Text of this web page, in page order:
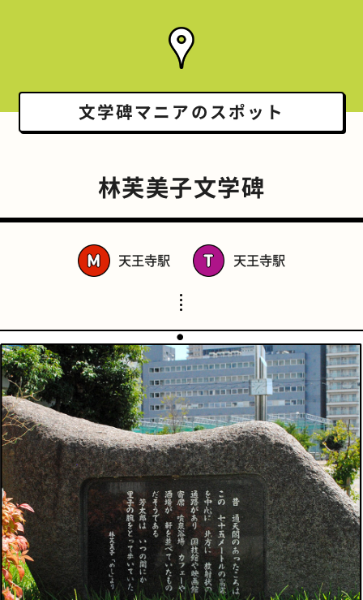
スポーツバー 橋
手芸 占い
文学碑マニアの スポット
林芙美子文学碑
天王寺駅 天王寺駅